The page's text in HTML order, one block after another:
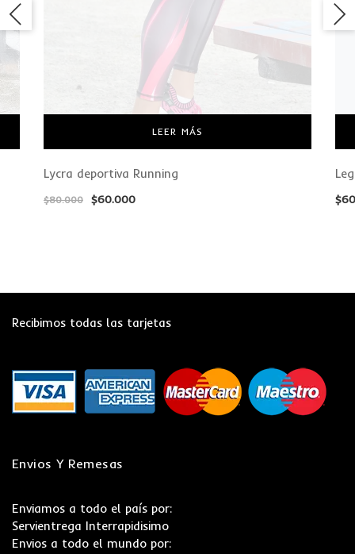
LEER MÁS
Lycra deportiva Running
$80.000 $60.000 $
Recibimos todas las tarjetas
Envios Y Remesas
Enviamos a todo el país por:
Servientrega Interrapidisimo
Envios a todo el mundo por: